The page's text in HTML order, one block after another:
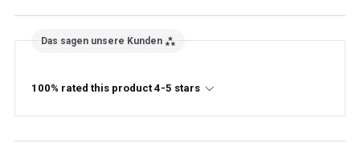
Das sagen unsere Kunden
100% rated this product 4-5 stars